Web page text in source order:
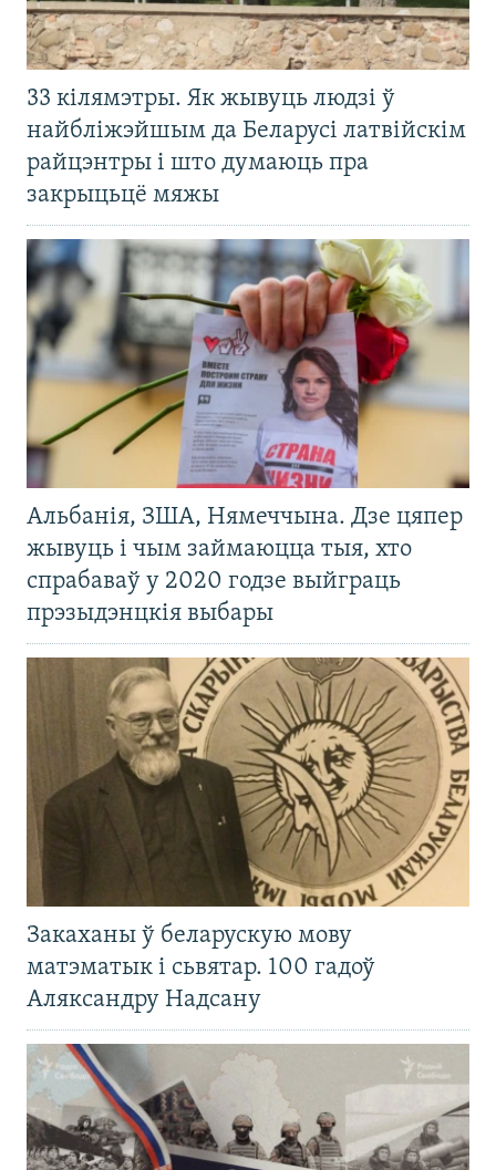
33 кілямэтры. Як жывуць людзі ў
найбліжэйшым да Беларусі латвійскім
райцэнтры і што думаюць пра
закрыцьцё мяжы
Альбанія, ЗША, Нямеччына. Дзе цяпер
жывуць і чым займаюцца тыя, хто
спрабаваў у 2020 годзе выйграць
прэзыдэнцкія выбары
Закаханы ў беларускую мову
матэматык і сьвятар. 100 гадоў
Аляксандру Надсану